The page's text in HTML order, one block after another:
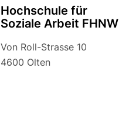
Hochschule für
Soziale Arbeit FHNW
Von Roll-Strasse 10
4600 Olten